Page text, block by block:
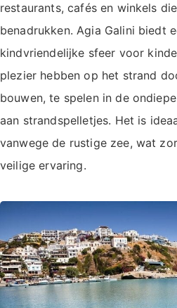
restaurants, cafés en winkels
benadrukken. Agia Galini biedt
kindvriendelijke sfeer voor
plezier hebben op het strand
bouwen, te spelen in de
aan strandspelletjes. Het is
vanwege de rustige zee, wat
veilige ervaring.